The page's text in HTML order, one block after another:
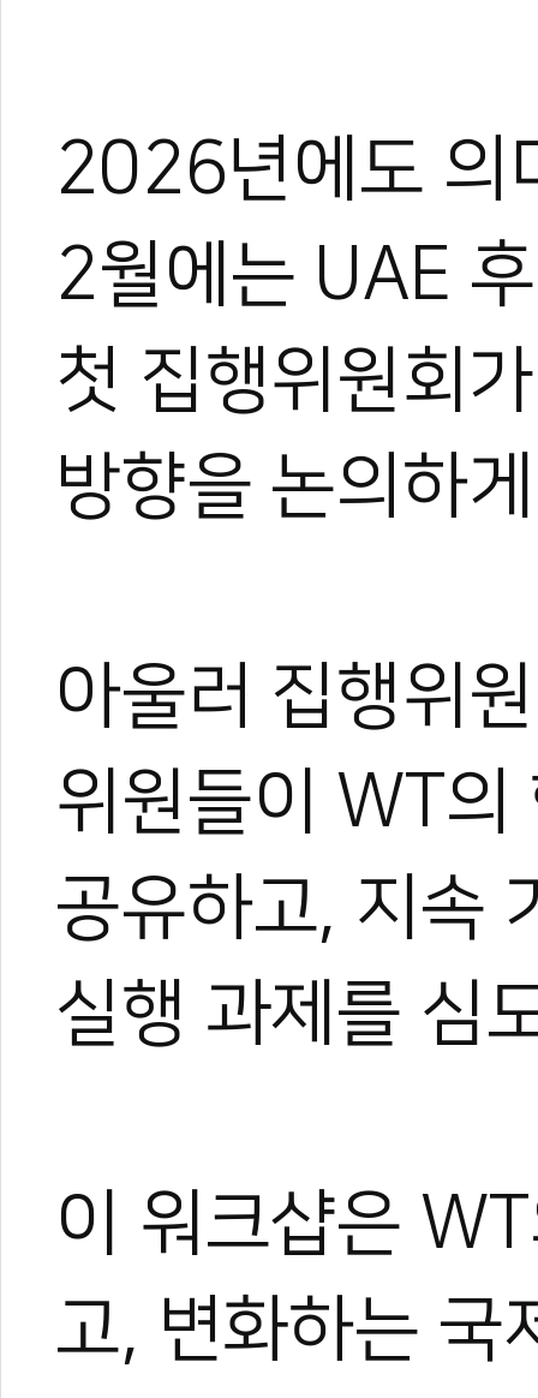
2026년에도 의
2월에는 UAE
첫 집행위원회
방향을 논의하
아울러 집행위
위원들이 WT의
공유하고, 지속
실행 과제를 심
이 워크샵은
고, 변화하는 국